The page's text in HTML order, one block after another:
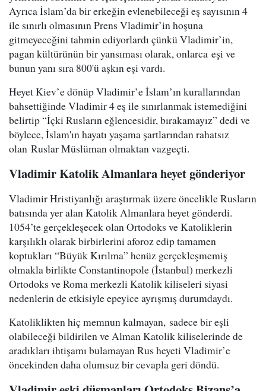
Ayrıca İslam’da bir erkeğin evlenebileceği eş sayısının 4
ile sınırlı olmasının Prens Vladimir’in hoşuna
gitmeyeceğini tahmin ediyorlardı çünkü Vladimir’in,
pagan kültürünün bir yansıması olarak, onlarca eşi ve
bunun yanı sıra 800'ü aşkın eşi vardı.
Heyet Kiev’e dönüp Vladimir’e İslam’ın kurallarından
bahsettiğinde Vladimir 4 eş ile sınırlanmak istemediğini
belirtip “İçki Rusların eğlencesidir, bırakamayız” dedi ve
böylece, İslam'ın hayatı yaşama şartlarından rahatsız
olan Ruslar Müslüman olmaktan vazgeçti.
Vladimir Katolik Almanlara heyet gönderiyor
Vladimir Hristiyanlığı araştırmak üzere öncelikle Rusların
batısında yer alan Katolik Almanlara heyet gönderdi.
1054’te gerçekleşecek olan Ortodoks ve Katoliklerin
karşılıklı olarak birbirlerini aforoz edip tamamen
koptukları “Büyük Kırılma” henüz gerçekleşmemiş
olmakla birlikte Constantinopole (İstanbul) merkezli
Ortodoks ve Roma merkezli Katolik kiliseleri siyasi
nedenlerin de etkisiyle epeyice ayrışmış durumdaydı.
Katoliklikten hiç memnun kalmayan, sadece bir eşli
olabileceği bildirilen ve Alman Katolik kiliselerinde de
aradıkları ihtişamı bulamayan Rus heyeti Vladimir’e
öncekinden daha olumsuz bir cevapla geri döndü.